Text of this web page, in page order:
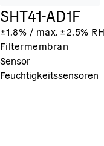
SHT41-AD1F
±1.8% / max. ±2.5%
Filtermembran
Sensor
Feuchtigkeitssensoren